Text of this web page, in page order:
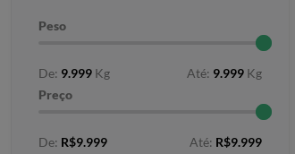
Peso
De: 9.999 Kg Até: 9.999 Kg
Preço
De: R$9.999 Até: R$9.999